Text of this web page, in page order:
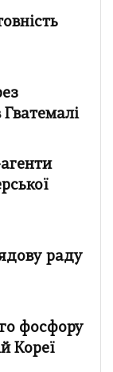
раду
фосфору
Кореї